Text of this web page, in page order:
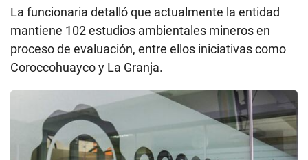
La funcionaria detalló que actualmente la entidad
mantiene 102 estudios ambientales mineros en
proceso de evaluación, entre ellos iniciativas como
Coroccohuayco y La Granja.